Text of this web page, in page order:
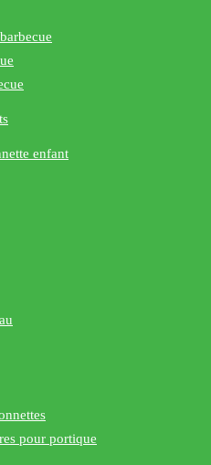
enfant
pour portique